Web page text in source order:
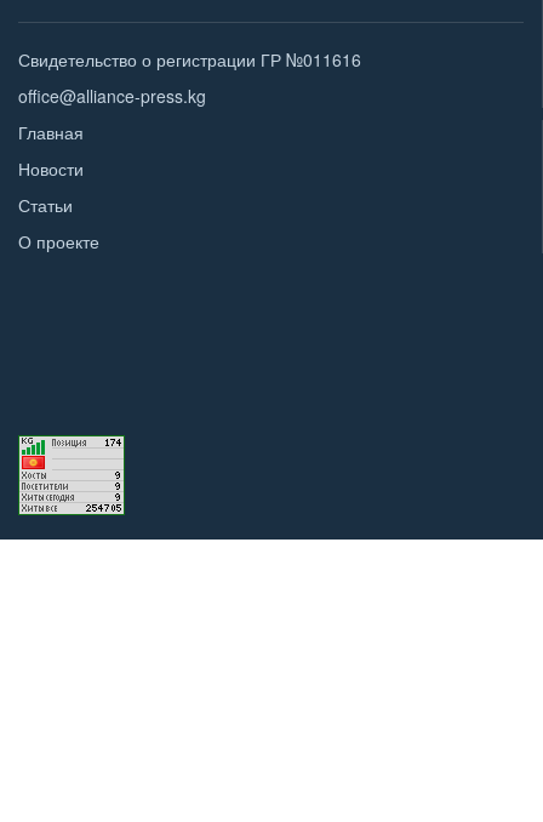
Свидетельство о регистрации ГР №011616
office@alliance-press.kg
Главная
Новости
Статьи
О проекте